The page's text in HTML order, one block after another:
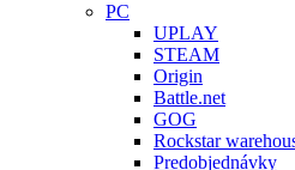
PC
UPLAY
STEAM
Origin
Battle.net
GOG
Rockstar
Predobjednávky